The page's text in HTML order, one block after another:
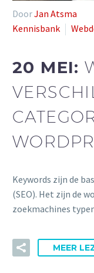
DoorJan Atsma
Kennisbank
20 MEI:
Keywords zijn de
(SEO). Het zijn de
zoekmachines
MEER